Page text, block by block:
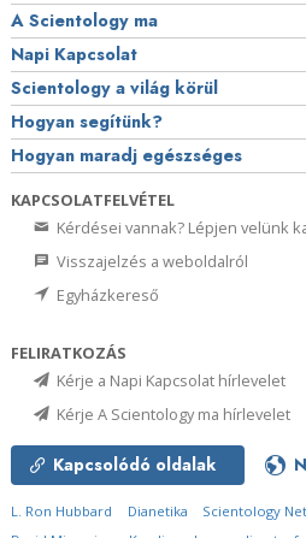
A Scientology ma
Napi Kapcsolat
Scientology a világ körül
Hogyan segítünk?
Hogyan maradj egészséges
KAPCSOLATFELVÉTEL
Kérdései vannak? Lépjen velünk
Visszajelzés a weboldalról
Egyházkereső
FELIRATKOZÁS
Kérje a Napi Kapcsolat hírlevelet
Kérje A Scientology ma hírlevelet
Kapcsolódó oldalak
L. Ron Hubbard Dianetika Scientology